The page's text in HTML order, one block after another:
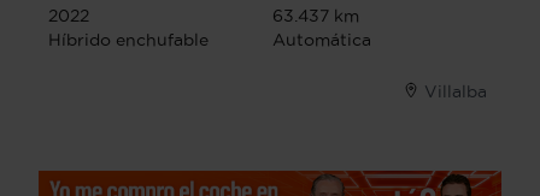
2022
63.437 km
Híbrido enchufable
Automática
Villalba